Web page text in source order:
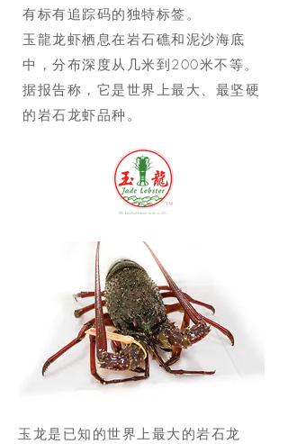
有标有追踪码的独特标签。
玉龍龙虾栖息在岩石礁和泥沙海底
中，分布深度从几米到200米不等。
据报告称，它是世界上最大、最坚硬
的岩石龙虾品种。
玉龙是已知的世界上最大的岩石龙